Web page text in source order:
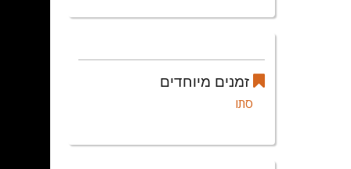
זמנים מיוחדים
סתו